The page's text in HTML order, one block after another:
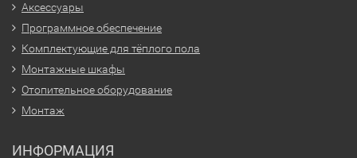
Аксессуары
Программное обеспечение
Комплектующие для тёплого пола
Монтажные шкафы
Отопительное оборудование
Монтаж
ИНФОРМАЦИЯ